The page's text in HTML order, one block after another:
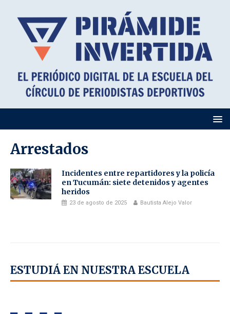
Arrestados
Incidentes entre repartidores y la policía
en Tucumán: siete detenidos y agentes
heridos
23 de agosto de 2025 Bautista Alejo Valor
ESTUDIÁ EN NUESTRA ESCUELA